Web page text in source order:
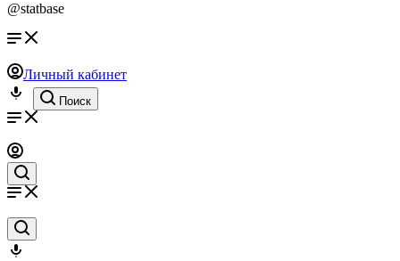
@statbase
Личный кабинет
Поиск